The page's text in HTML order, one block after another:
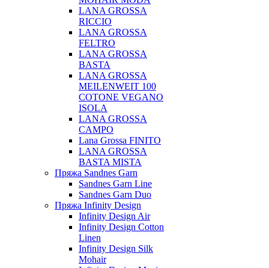
LANA GROSSA
RICCIO
LANA GROSSA
FELTRO
LANA GROSSA
BASTA
LANA GROSSA
MEILENWEIT 100
COTONE VEGANO
ISOLA
LANA GROSSA
CAMPO
Lana Grossa FINITO
LANA GROSSA
BASTA MISTA
Пряжа Sandnes Garn
Sandnes Garn Line
Sandnes Garn Duo
Пряжа Infinity Design
Infinity Design Air
Infinity Design Cotton
Linen
Infinity Design Silk
Mohair